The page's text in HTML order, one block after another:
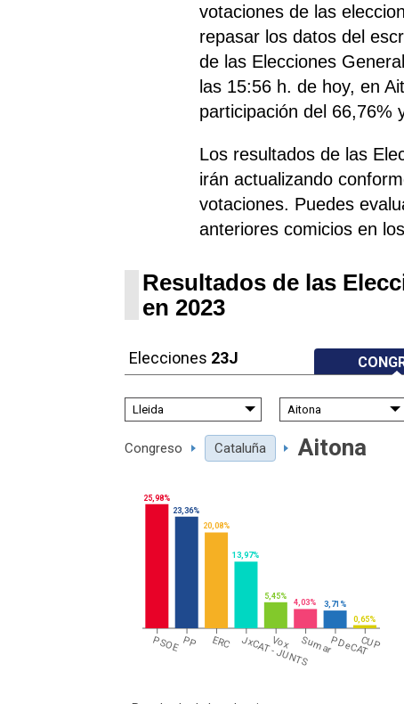
votaciones de las
repasar los datos del
de las Elecciones
las 15:56 h. de hoy, en
participación del 66,76%
Los resultados de las
irán actualizando
votaciones. Puedes
anteriores comicios en
Resultados de las
en 2023
Elecciones 23J
Congreso Cataluña Aitona
PSOE PP ERC JxCAT - JUNTS
Vox SumarPDeCATCUP
25,98%
23,36%
20,08%
13,97%
5,45%
4,03% 3,71%
0,65%